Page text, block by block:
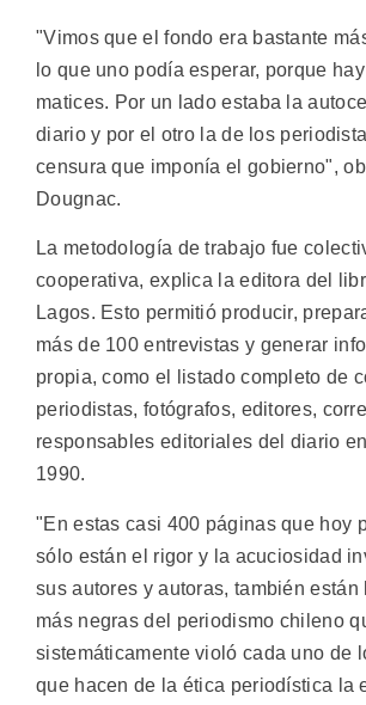
"Vimos que el fondo era bastante
lo que uno podía esperar, porque
matices. Por un lado estaba la
diario y por el otro la de los
censura que imponía el gobierno",
Dougnac.
La metodología de trabajo fue
cooperativa, explica la editora del
Lagos. Esto permitió producir,
más de 100 entrevistas y generar
propia, como el listado completo de
periodistas, fotógrafos, editores,
responsables editoriales del diario
1990.
"En estas casi 400 páginas que hoy
sólo están el rigor y la acuciosidad
sus autores y autoras, también están
más negras del periodismo chileno
sistemáticamente violó cada uno de
que hacen de la ética periodística la